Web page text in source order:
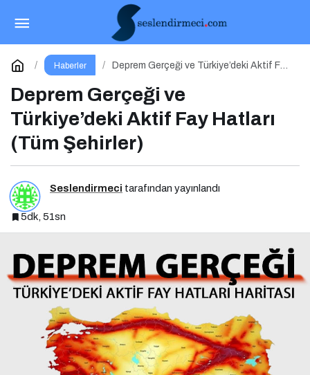
Haberler
Deprem Gerçeği ve Türkiye’deki Aktif Fay
Deprem Gerçeği ve
Türkiye’deki Aktif Fay Hatları
(Tüm Şehirler)
Seslendirmeci tarafından yayınlandı
5dk, 51sn
Marka İnisiyatifi Zirvesi 20 Mayıs’ta İstinye
Üniversitesi’nde!
Yorum Yap